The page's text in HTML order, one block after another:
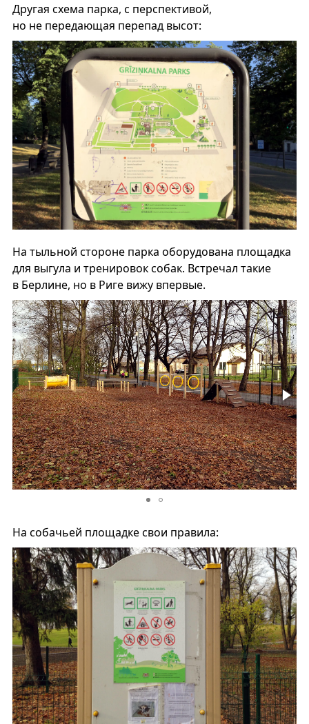
Другая схема парка, с перспективой,
но не передающая перепад высот:
На тыльной стороне парка оборудована площадка
для выгула и тренировок собак. Встречал такие
в Берлине, но в Риге вижу впервые.
На собачьей площадке свои правила: